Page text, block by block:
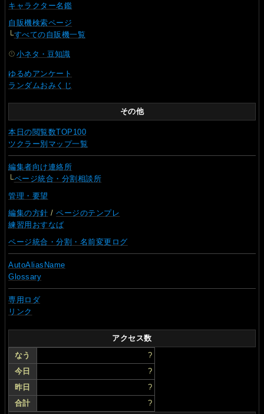
キャラクター名鑑
自販機検索ページ
└すべての自販機一覧
小ネタ・豆知識
ゆるめアンケート
ランダムおみくじ
その他
本日の閲覧数TOP100
ツクラー別マップ一覧
編集者向け連絡所
└ページ統合・分割相談所
管理・要望
編集の方針 /ページのテンプレ
練習用おすなば
ページ統合・分割・名前変更ログ
AutoAliasName
Glossary
専用ロダ
リンク
アクセス数
なう
?
今日
?
昨日
?
合計
?